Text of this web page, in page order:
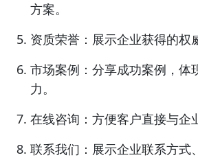
方案。
资质荣誉：展示企业获得的权
市场案例：分享成功案例，体
力。
在线咨询：方便客户直接与企
联系我们：展示企业联系方式